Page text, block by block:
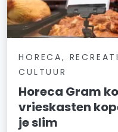
HORECA,
CULTUUR
Horeca Gram
vrieskasten
je slim